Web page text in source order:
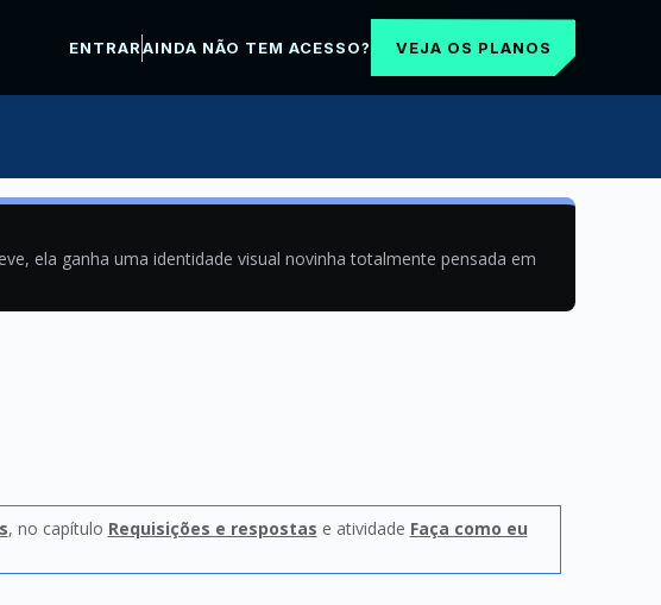
ENTRARAINDA NÃO TEM ACESSO? VEJA OS PLANOS
ela ganha uma identidade visual novinha totalmente pensada em
, no capítulo Requisições e respostas e atividade Faça como eu